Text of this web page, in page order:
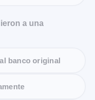
a una
banco original